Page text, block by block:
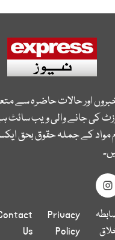
اور حالات حاضرہ سے
کی جانے والی ویب
مواد کے جملہ حقوق بحق
Privacy
Policy
Us